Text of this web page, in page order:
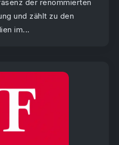
der renommierten
und zählt zu den
im...